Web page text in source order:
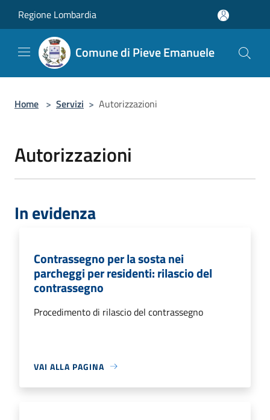
Regione Lombardia
Comune di Pieve Emanuele
Home > Servizi > Autorizzazioni
Autorizzazioni
In evidenza
Contrassegno per la sosta nei
parcheggi per residenti: rilascio del
contrassegno
Procedimento di rilascio del contrassegno
VAI ALLA PAGINA